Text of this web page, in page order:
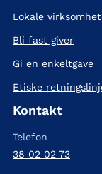
Lokale
Bli fast giver
Gi en enkeltgave
Etiske
Kontakt
Telefon
38 02 02 73